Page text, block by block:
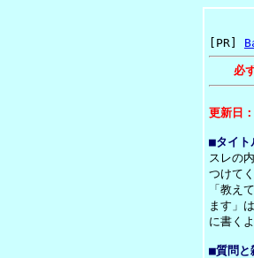
[PR]
必
更新日
■タイト
スレの
つけて
「教え
ます」
に書く
■質問と